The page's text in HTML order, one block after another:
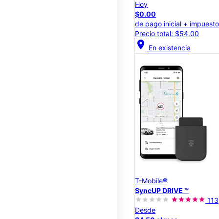
Hoy
$0.00
de pago inicial +
Precio total: $54.00
location_on En existencia
T-Mobile®
SyncUP DRIVE ™
113
Desde